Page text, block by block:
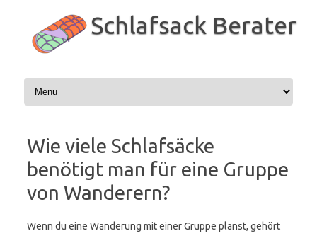
springen
Schlafsack Berater
Wie viele Schlafsäcke
benötigt man für eine Gruppe
von Wanderern?
Wenn du eine Wanderung mit einer Gruppe planst, gehört